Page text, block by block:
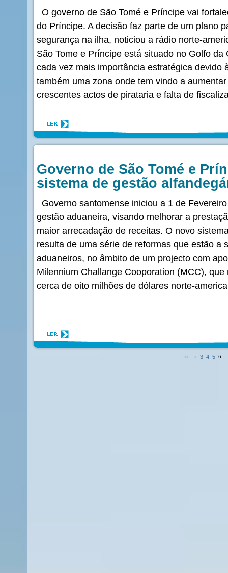
O governo de São Tomé e Príncipe vai
do Príncipe. A decisão faz parte de um plano
segurança na ilha, noticiou a rádio norte-
São Tome e Príncipe está situado no Golfo
cada vez mais importância estratégica devido
também uma zona onde tem vindo a
crescentes actos de pirataria e falta de
Governo de São Tomé e
sistema de gestão
Governo santomense iniciou a 1 de
gestão aduaneira, visando melhorar a
maior arrecadação de receitas. O novo
resulta de uma série de reformas que estão a
aduaneiros, no âmbito de um projecto com
Milennium Challange Cooporation (MCC),
cerca de oito milhões de dólares norte-
‹‹ ‹ 3 4 5 6